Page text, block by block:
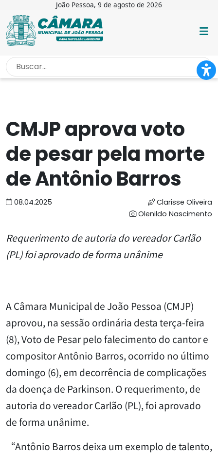
João Pessoa, 9 de agosto de 2026
INÍCIO /
CMJP aprova voto
de pesar pela morte
de Antônio Barros
08.04.2025
Clarisse Oliveira
Olenildo Nascimento
Requerimento de autoria do vereador Carlão
(PL) foi aprovado de forma unânime
A Câmara Municipal de João Pessoa (CMJP)
aprovou, na sessão ordinária desta terça-feira
(8), Voto de Pesar pelo falecimento do cantor e
compositor Antônio Barros, ocorrido no último
domingo (6), em decorrência de complicações
da doença de Parkinson. O requerimento, de
autoria do vereador Carlão (PL), foi aprovado
de forma unânime.
“Antônio Barros deixa um exemplo de talento,